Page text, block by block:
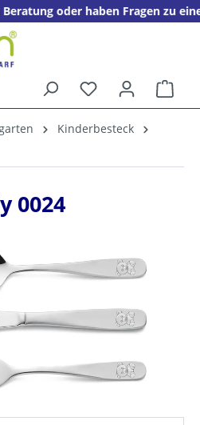
oder haben Fragen zu
Kinderbesteck
0024